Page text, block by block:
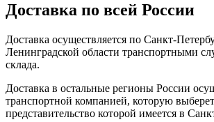
Доставка по всей России
Доставка осуществляется по Санкт-
Ленинградской области транспортными
склада.
Доставка в остальные регионы России
транспортной компанией, которую
представительство которой имеется в